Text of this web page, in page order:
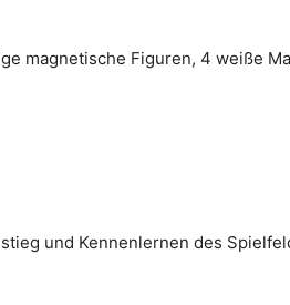
magnetische Figuren, 4 weiße
und Kennenlernen des